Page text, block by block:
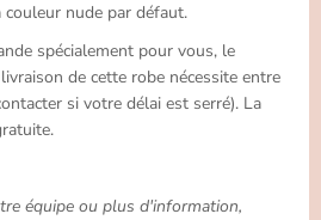
nude par défaut.
spécialement pour vous, le
de cette robe nécessite entre
si votre délai est serré). La
équipe ou plus d'information,